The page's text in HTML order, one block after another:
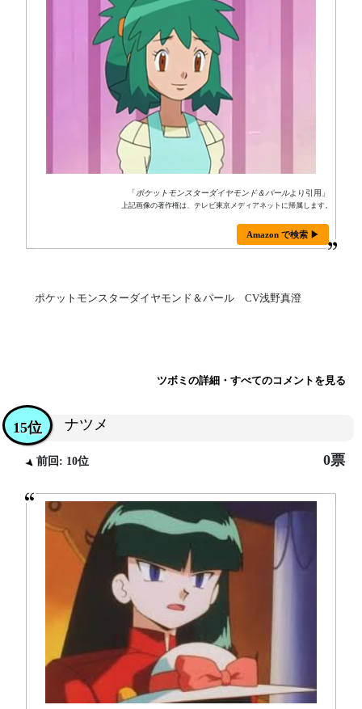
「ポケットモンスターダイヤモンド＆パールより引用」
上記画像の著作権は、テレビ東京メディアネットに帰属します。
Amazon で検索 ▶
ポケットモンスターダイヤモンド＆パール CV浅野真澄
ツボミの詳細・すべてのコメントを見る
ナツメ
15位
前回: 10位 0票